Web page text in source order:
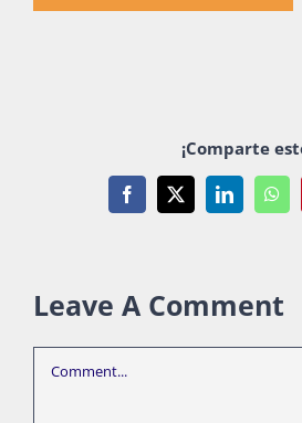
¡Comparte
Facebook
X LinkedIn
Leave A Comment
Comment